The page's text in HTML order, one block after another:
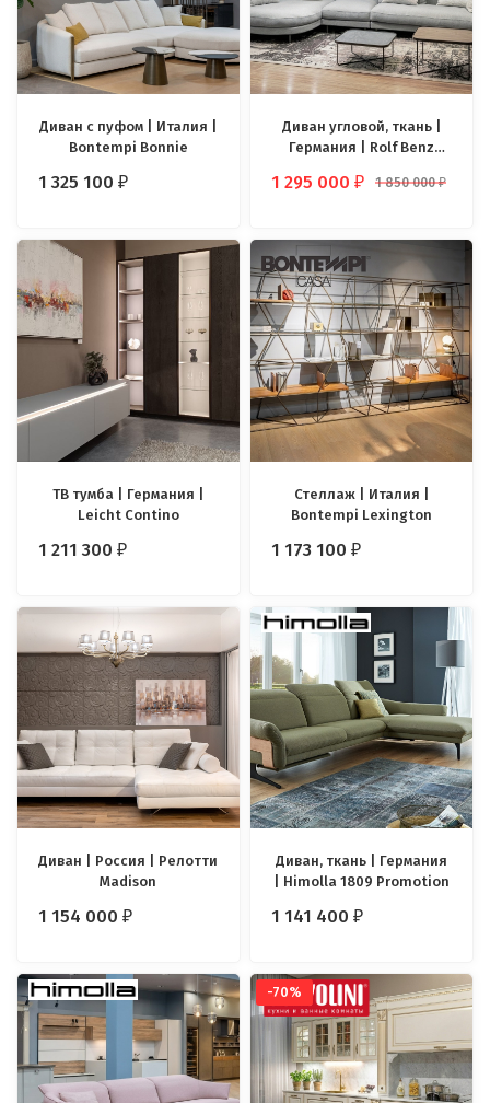
Диван с пуфом | Италия |
Bontempi Bonnie
1 325 100₽
Диван угловой, ткань |
Германия | Rolf Benz
1 295 000₽ 1 850 000₽
ТВ тумба | Германия |
Leicht Contino
1 211 300₽
Стеллаж | Италия |
Bontempi Lexington
1 173 100₽
Диван | Россия | Релотти
Madison
1 154 000₽
Диван, ткань | Германия
| Himolla 1809 Promotion
1 141 400₽
-70%